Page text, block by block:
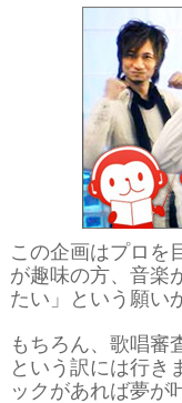
この企画はプロを
が趣味の方、音楽
たい」という願い
もちろん、歌唱審
という訳には行き
ックがあれば夢が